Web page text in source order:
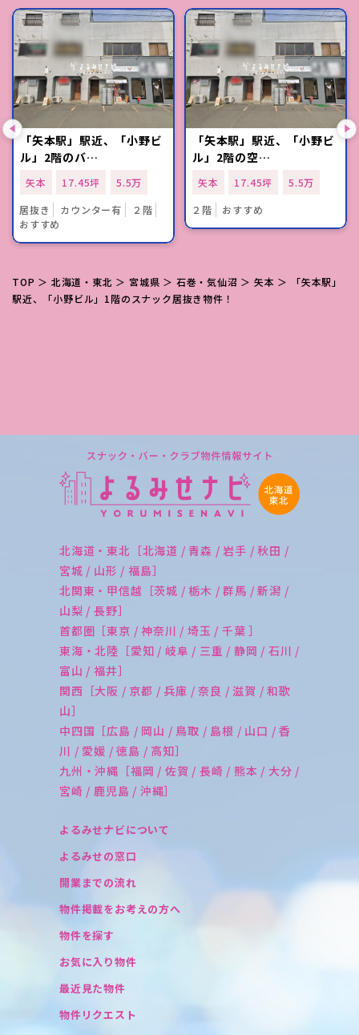
「矢本駅」駅近、「小野ビ
ル」2階のバ…
矢本 17.45坪
5.5万
居抜き
カウンター有
２階
おすすめ
「矢本駅」駅近、「小野ビ
ル」2階の空…
矢本 17.45坪
5.5万
２階
おすすめ
TOP ＞ 北海道・東北 ＞ 宮城県 ＞ 石巻・気仙沼 ＞矢本 ＞ 「矢本駅」
駅近、「小野ビル」1階のスナック居抜き物件！
北海道・東北［北海道 / 青森 / 岩手 / 秋田 /
宮城 / 山形 / 福島］
北関東・甲信越［茨城 / 栃木 / 群馬 / 新潟 /
山梨 / 長野］
首都圏［東京 / 神奈川 / 埼玉 / 千葉 ］
東海・北陸［愛知 / 岐阜 / 三重 / 静岡 / 石川 /
富山 / 福井］
関西［大阪 / 京都 / 兵庫 / 奈良 / 滋賀 / 和歌
山］
中四国［広島 / 岡山 / 鳥取 / 島根 / 山口 / 香
川 / 愛媛 / 徳島 / 高知］
九州・沖縄［福岡 / 佐賀 / 長崎 / 熊本 / 大分 /
宮崎 / 鹿児島 / 沖縄］
よるみせナビについて
よるみせの窓口
開業までの流れ
物件掲載をお考えの方へ
物件を探す
お気に入り物件
最近見た物件
物件リクエスト